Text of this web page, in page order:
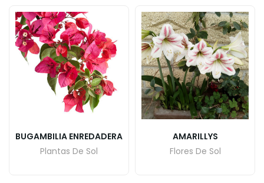
BUGAMBILIA ENREDADERA
Plantas De Sol
AMARILLYS
Flores De Sol